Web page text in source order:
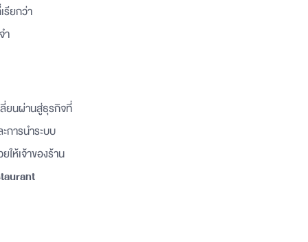
รียกว่า
ำ
ลี่ยนผ่านสู่ธุรกิจที่
การนำระบบ
ให้เจ้าของร้าน